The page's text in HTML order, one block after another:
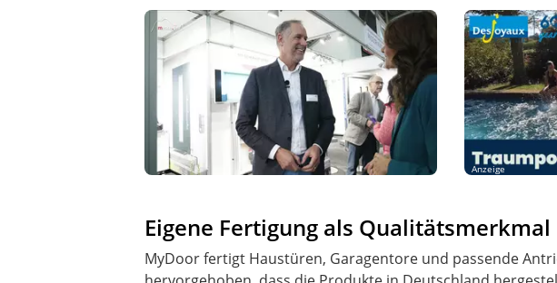
Anzeige
Eigene Fertigung als Qualitätsmerkmal
MyDoor fertigt Haustüren, Garagentore und passende